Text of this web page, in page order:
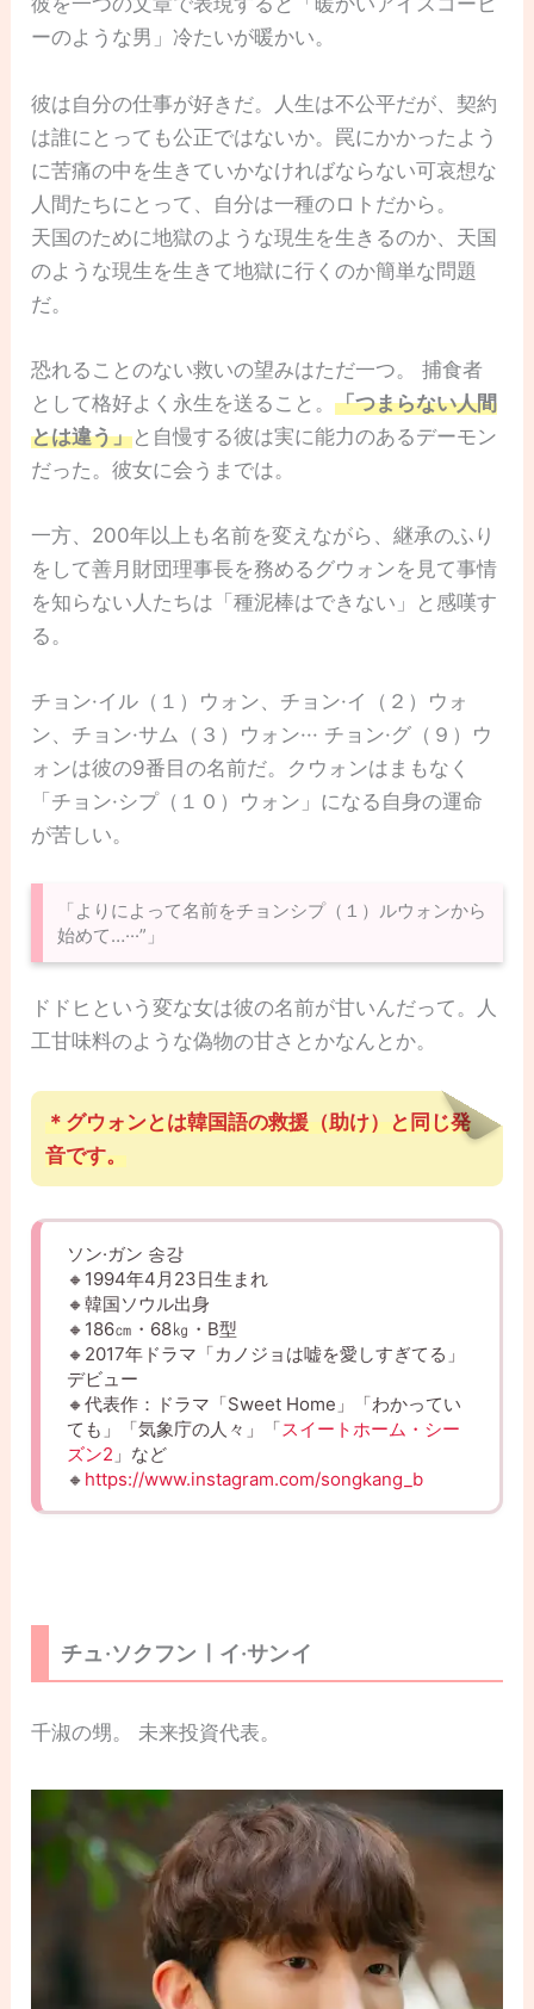
ーのような男」冷たいが暖かい。
彼は自分の仕事が好きだ。人生は不公平だが、契約
は誰にとっても公正ではないか。罠にかかったよう
に苦痛の中を生きていかなければならない可哀想な
人間たちにとって、自分は一種のロトだから。
天国のために地獄のような現生を生きるのか、天国
のような現生を生きて地獄に行くのか簡単な問題
だ。
恐れることのない救いの望みはただ一つ。 捕食者
として格好よく永生を送ること。「つまらない人間
とは違う」と自慢する彼は実に能力のあるデーモン
だった。彼女に会うまでは。
一方、200年以上も名前を変えながら、継承のふり
をして善月財団理事長を務めるグウォンを見て事情
を知らない人たちは「種泥棒はできない」と感嘆す
る。
チョン·イル（１）ウォン、チョン·イ（２）ウォ
ン、チョン·サム（３）ウォン··· チョン·グ（９）ウ
ォンは彼の9番目の名前だ。クウォンはまもなく
「チョン·シプ（１０）ウォン」になる自身の運命
が苦しい。
「よりによって名前をチョンシプ（１）ルウォンから
始めて…···”」
ドドヒという変な女は彼の名前が甘いんだって。人
工甘味料のような偽物の甘さとかなんとか。
＊グウォンとは韓国語の救援（助け）と同じ発
音です。
ソン·ガン 송강
🔸1994年4月23日生まれ
🔸韓国ソウル出身
🔸186㎝・68㎏・B型
🔸2017年ドラマ「カノジョは嘘を愛しすぎてる」
デビュー
🔸代表作：ドラマ「Sweet Home」「わかってい
ても」「気象庁の人々」「スイートホーム・シー
ズン2 」など
🔸 https://www.instagram.com/songkang_b
チュ·ソクフンㅣイ·サンイ
千淑の甥。 未来投資代表。